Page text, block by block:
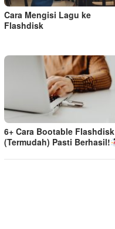
Cara Mengisi Lagu ke
Flashdisk
6+ Cara Bootable Flashdisk
(Termudah) Pasti Berhasil!